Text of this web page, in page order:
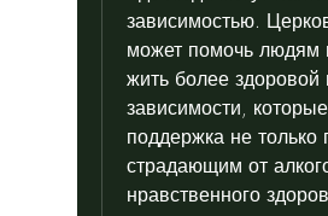
зависимостью.
может помочь людям
жить более
зависимости,
поддержка не
страдающим от
нравственного